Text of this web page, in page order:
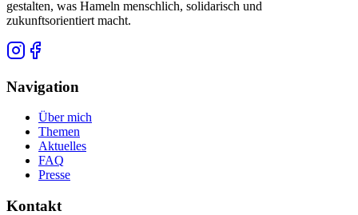
gestalten, was Hameln menschlich, solidarisch und
zukunftsorientiert macht.
Navigation
Über mich
Themen
Aktuelles
FAQ
Presse
Kontakt